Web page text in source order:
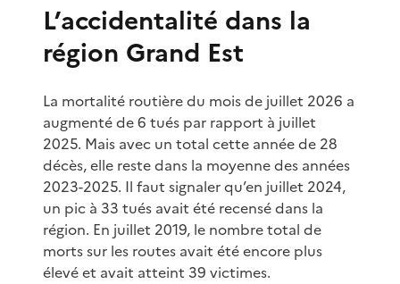
L’accidentalité dans la
région Grand Est
La mortalité routière du mois de juillet 2026 a
augmenté de 6 tués par rapport à juillet
2025. Mais avec un total cette année de 28
décès, elle reste dans la moyenne des années
2023-2025. Il faut signaler qu’en juillet 2024,
un pic à 33 tués avait été recensé dans la
région. En juillet 2019, le nombre total de
morts sur les routes avait été encore plus
élevé et avait atteint 39 victimes.